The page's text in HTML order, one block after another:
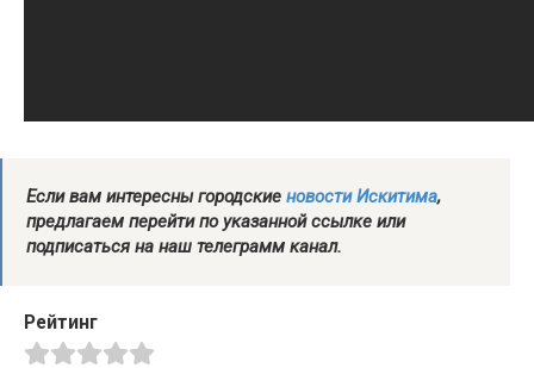
Если вам интересны городские новости Искитима,
предлагаем перейти по указанной ссылке или
подписаться на наш телеграмм канал.
Рейтинг